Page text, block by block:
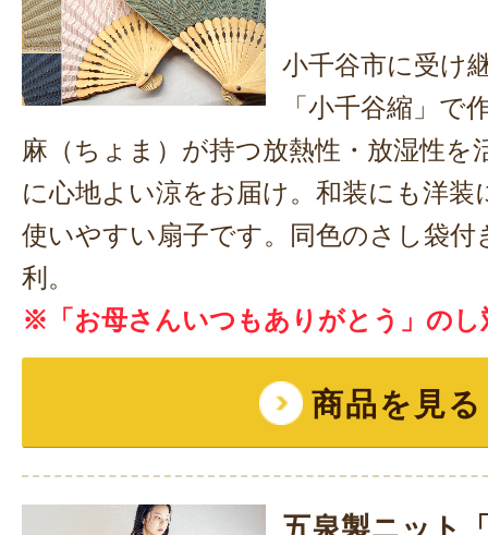
小千谷市に受け
「小千谷縮」で
麻（ちょま）が持つ放熱性・放湿性を
に心地よい涼をお届け。和装にも洋装
使いやすい扇子です。同色のさし袋付
利。
※「お母さんいつもありがとう」のし
商品を見る